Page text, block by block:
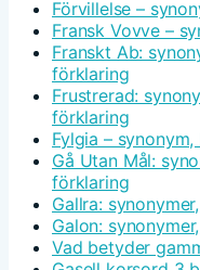
Förvillelse –
Fransk Vovve –
Franskt Ab:
förklaring
Frustrerad:
förklaring
Fylgia –
Gå Utan Mål:
förklaring
Gallra:
Galon:
Vad betyder